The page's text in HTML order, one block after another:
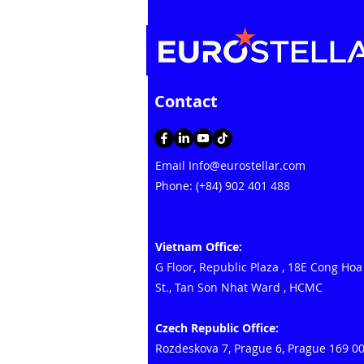
Contact
Email Info@eurostellar.com
Phone: (+84) 902 401 488
Vietnam Office:
G Floor, Republic Plaza , 18E Cong Hoa
St., Tan Son Nhat Ward , HCMC
Czech Republic Office:
Rozdeskova 7, Prague 6, Prague 169 00